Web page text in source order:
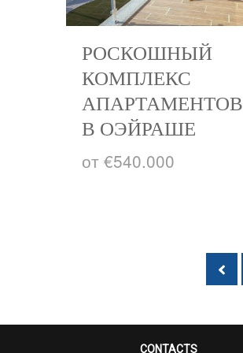
РОСКОШНЫЙ
КОМПЛЕКС
АПАРТАМЕНТОВ
В ОЭЙРАШЕ
от €540.000
CONTACTS